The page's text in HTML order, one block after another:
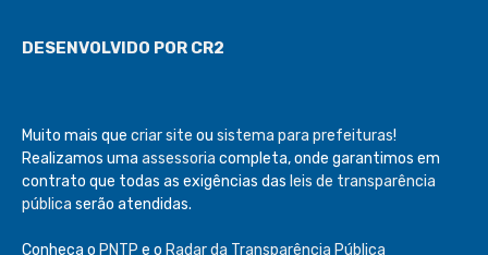
DESENVOLVIDO POR CR2
Muito mais que criar site ou sistema para prefeituras!
Realizamos uma assessoria completa, onde garantimos em
contrato que todas as exigências das leis de transparência
pública serão atendidas.
Conheça o PNTP e o Radar da Transparência Pública